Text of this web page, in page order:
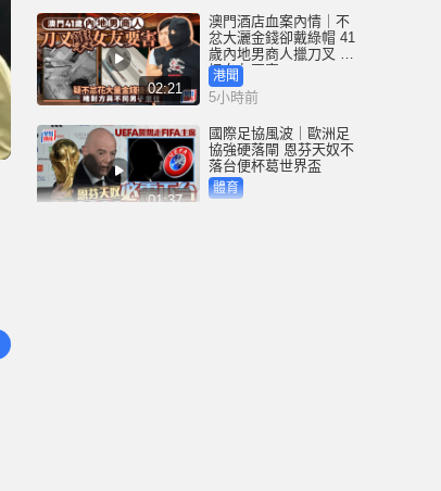
02:21
澳門酒店血案內情｜不
忿大灑金錢卻戴綠帽 41
歲內地男商人擸刀叉 專
捅女友要害
港聞
5小時前
01:37
國際足協風波｜歐洲足
協強硬落閘 恩芬天奴不
落台便杯葛世界盃
體育